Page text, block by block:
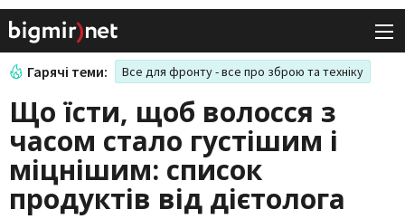
Гарячі теми: Все для фронту - все про зброю та техніку
Що їсти, щоб волосся з
часом стало густішим і
міцнішим: список
продуктів від дієтолога